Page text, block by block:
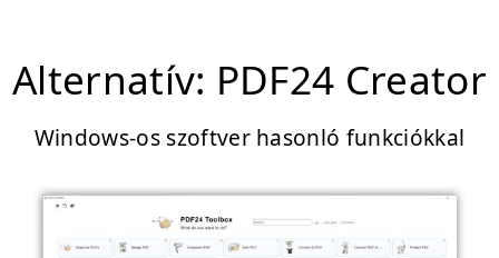
Alternatív: PDF24 Creator
Windows-os szoftver hasonló funkciókkal